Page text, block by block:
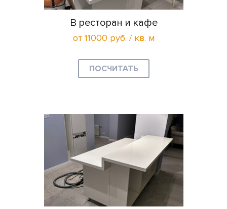
В ресторан и кафе
от 11000 руб. / кв. м
ПОСЧИТАТЬ